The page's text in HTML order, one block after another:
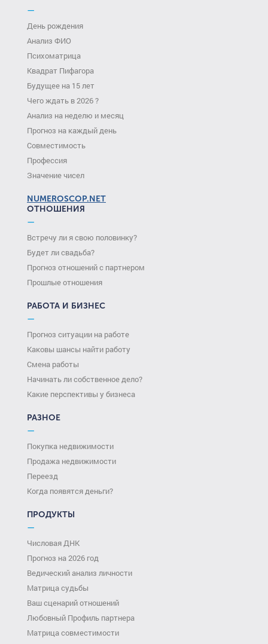
—
День рождения
Анализ ФИО
Психоматрица
Квадрат Пифагора
Будущее на 15 лет
Чего ждать в 2026 ?
Анализ на неделю и месяц
Прогноз на каждый день
Совместимость
Профессия
Значение чисел
NUMEROSCOP.NET
ОТНОШЕНИЯ
—
Встречу ли я свою половинку?
Будет ли свадьба?
Прогноз отношений с партнером
Прошлые отношения
РАБОТА И БИЗНЕС
—
Прогноз ситуации на работе
Каковы шансы найти работу
Смена работы
Начинать ли собственное дело?
Какие перспективы у бизнеса
РАЗНОЕ
—
Покупка недвижимости
Продажа недвижимости
Переезд
Когда появятся деньги?
ПРОДУКТЫ
—
Числовая ДНК
Прогноз на 2026 год
Ведический анализ личности
Матрица судьбы
Ваш сценарий отношений
Любовный Профиль партнера
Матрица совместимости